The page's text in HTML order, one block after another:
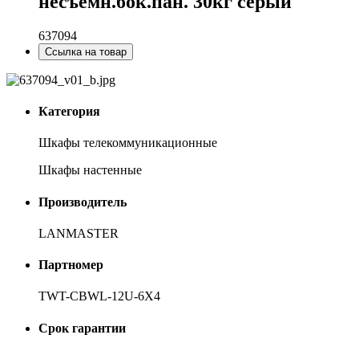
637094
Ссылка на товар
Категория
Шкафы телекоммуникационные
Шкафы настенные
Производитель
LANMASTER
Партномер
TWT-CBWL-12U-6X4
Срок гарантии